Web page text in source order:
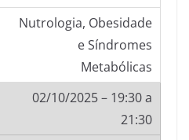
Nutrologia, Obesidade
e Síndromes
Metabólicas
02/10/2025 – 19:30 a
21:30